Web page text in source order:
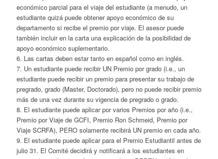
económico parcial para el viaje del estudiante (a menudo, un
estudiante quizá puede obtener apoyo económico de su
departamento si recibe el premio por viaje. El asesor puede
también incluir en la carta una explicación de la posibilidad de
apoyo económico suplementario.
6. Las cartas deben estar tanto en español como en inglés.
7. Un estudiante puede recibir UN Premio por grado (i.e., un
estudiante puede recibir un premio para presentar su trabajo de
pregrado, grado (Master, Doctorado), pero no puede recibir premio
más de una vez durante su vigencia de pregrado o grado.
8. El estudiante puede aplicar por varios Premios por año (i.e.,
Premio por Viaje de GCFI, Premio Ron Schmeid, Premio por
Viaje SCRFA), PERO solamente recibirá UN premio en cada año.
9. El estudiante puede aplicar para el Premio Estudiantil antes de
julio 31. El Comité decidirá y notificará a los estudiantes en